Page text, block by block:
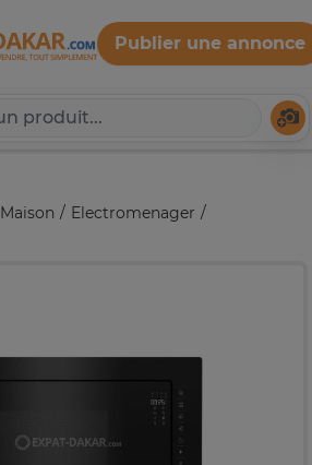
Dakar
Publier une annonce
Maison Electromenager